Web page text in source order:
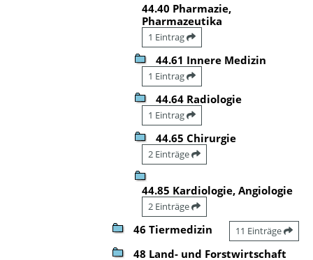
44.40 Pharmazie,
Pharmazeutika
1 Eintrag
44.61 Innere Medizin
1 Eintrag
44.64 Radiologie
1 Eintrag
44.65 Chirurgie
2 Einträge
44.85 Kardiologie, Angiologie
2 Einträge
46 Tiermedizin 11 Einträge
48 Land- und Forstwirtschaft